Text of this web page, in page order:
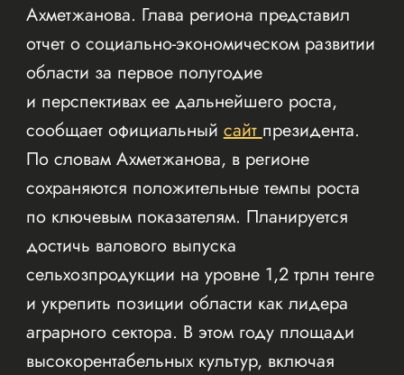
Ахметжанова. Глава региона представил
отчет о социально-экономическом развитии
области за первое полугодие
и перспективах ее дальнейшего роста,
сообщает официальный сайт президента.
По словам Ахметжанова, в регионе
сохраняются положительные темпы роста
по ключевым показателям. Планируется
достичь валового выпуска
сельхозпродукции на уровне 1,2 трлн тенге
и укрепить позиции области как лидера
аграрного сектора. В этом году площади
высокорентабельных культур, включая